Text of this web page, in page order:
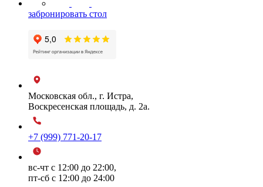
забронировать стол
Московская обл., г. Истра,
Воскресенская площадь, д. 2а.
+7 (999) 771-20-17
вс-чт с 12:00 до 22:00,
пт-сб с 12:00 до 24:00